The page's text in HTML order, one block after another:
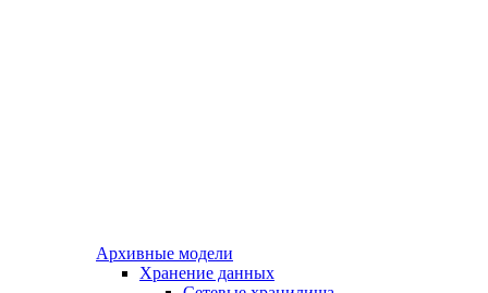
Архивные модели
Хранение данных